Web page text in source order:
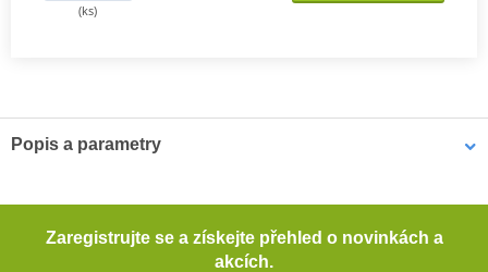
(ks)
Popis a parametry
Pohodlné kalhoty z džínoviny s příměsí elastanu s praktickými
uzavíratelnými cargo kapsami na stehnech.
Zaregistrujte se a získejte přehled o novinkách a
akcích.